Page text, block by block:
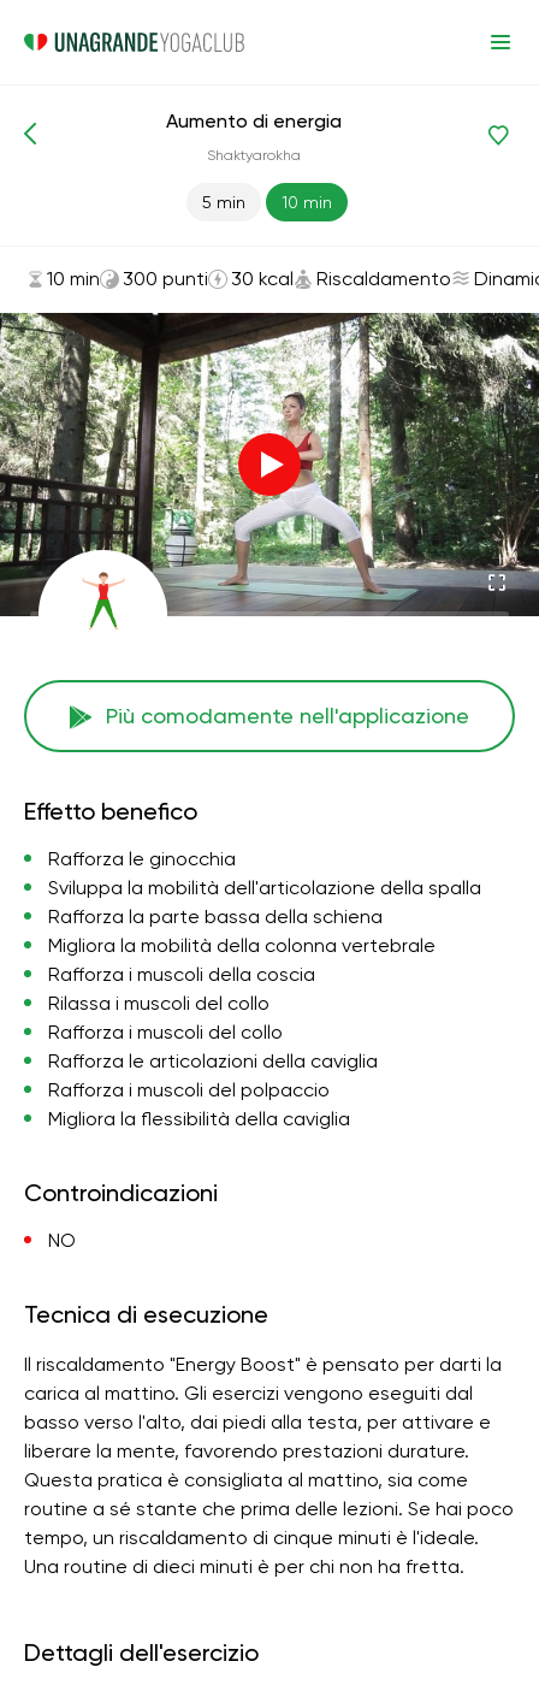
Riscaldamento
Aumento di energia
Shaktyarokha
5 min 10 min
10 min 300 punti 30 kcal Riscaldamento
Più comodamente nell'applicazione
Effetto benefico
Rafforza le ginocchia
Sviluppa la mobilità dell'articolazione della spalla
Rafforza la parte bassa della schiena
Migliora la mobilità della colonna vertebrale
Rafforza i muscoli della coscia
Rilassa i muscoli del collo
Rafforza i muscoli del collo
Rafforza le articolazioni della caviglia
Rafforza i muscoli del polpaccio
Migliora la flessibilità della caviglia
Controindicazioni
NO
Tecnica di esecuzione
Il riscaldamento "Energy Boost" è pensato per darti la
carica al mattino. Gli esercizi vengono eseguiti dal
basso verso l'alto, dai piedi alla testa, per attivare e
liberare la mente, favorendo prestazioni durature.
Questa pratica è consigliata al mattino, sia come
routine a sé stante che prima delle lezioni. Se hai poco
tempo, un riscaldamento di cinque minuti è l'ideale.
Una routine di dieci minuti è per chi non ha fretta.
Dettagli dell'esercizio